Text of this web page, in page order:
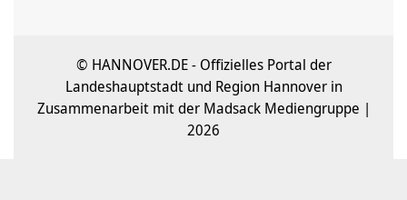
© HANNOVER.DE - Offizielles Portal der
Landeshauptstadt und Region Hannover in
Zusammenarbeit mit der Madsack Mediengruppe |
2026